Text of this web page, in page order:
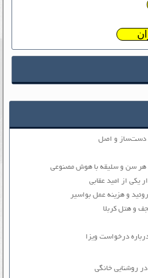
دست‌ساز و اصل
هر سن و سلیقه با هوش مصنوعی
یکی از امید عقابی
و هزینه عمل بواسیر
و هتل کربلا
درخواست ویزا